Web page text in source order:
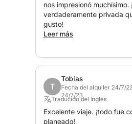
CARACTERÍSTICAS:
Casco de fibra de vidrio
nos impresionó muchísimo.
verdaderamente privada
gusto!
Leer más
T
Tobias
Fecha del alquiler 24/7/
24/7/23
Traducido del Inglés
Excelente viaje. ¡todo fue
planeado!